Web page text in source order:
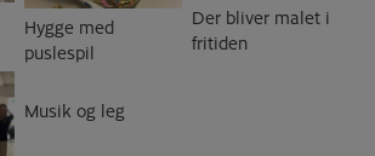
Hygge med
puslespil
Der bliver malet i
fritiden
Musik og leg